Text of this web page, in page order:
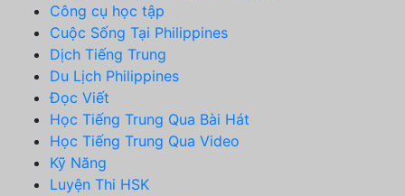
Công cụ học tập
Cuộc Sống Tại Philippines
Dịch Tiếng Trung
Du Lịch Philippines
Đọc Viết
Học Tiếng Trung Qua Bài Hát
Học Tiếng Trung Qua Video
Kỹ Năng
Luyện Thi HSK